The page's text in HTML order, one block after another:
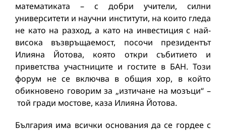
математиката – с добри учители, силни
университети и научни институти, на които гледа
не като на разход, а като на инвестиция с най-
висока възвръщаемост, посочи президентът
Илияна Йотова, която откри събитието и
приветства участниците и гостите в БАН. Този
форум не се включва в общия хор, в който
обикновено говорим за „изтичане на мозъци“ –
той гради мостове, каза Илияна Йотова.
България има всички основания да се гордее с